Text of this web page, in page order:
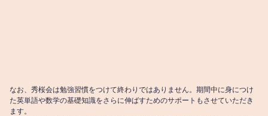
なお、秀桜会は勉強習慣をつけて終わりではありません。期間中に身につけ
た英単語や数学の基礎知識をさらに伸ばすためのサポートもさせていただき
ます。